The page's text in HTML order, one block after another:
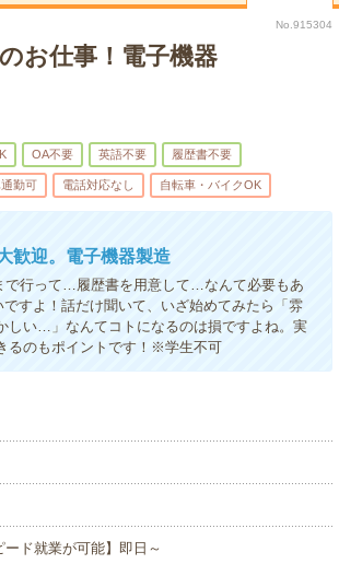
No.915304
お仕事！電子機器
OA不要 英語不要 履歴書不要
勤可 電話対応なし 自転車・バイクOK
歓迎。電子機器製造
で行って…履歴書を用意して…なんて必要もあ
ですよ！話だけ聞いて、いざ始めてみたら「雰
しい…」なんてコトになるのは損ですよね。実
るのもポイントです！※学生不可
ド就業が可能】即日～